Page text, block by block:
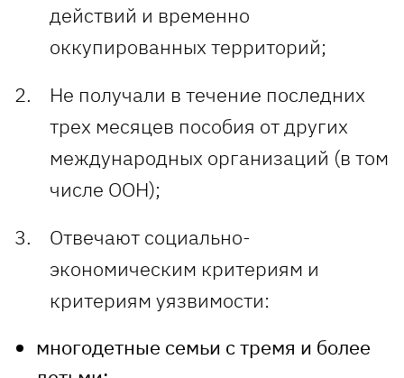
действий и временно
оккупированных территорий;
Не получали в течение последних
трех месяцев пособия от других
международных организаций (в том
числе ООН);
Отвечают социально-
экономическим критериям и
критериям уязвимости:
многодетные семьи с тремя и более